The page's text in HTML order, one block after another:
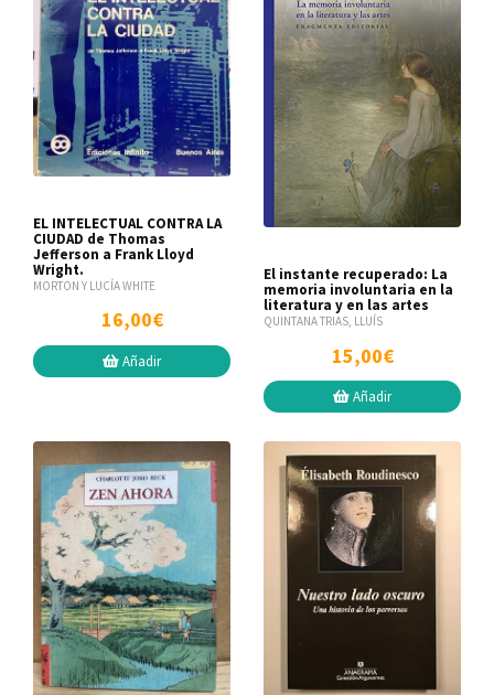
EL INTELECTUAL CONTRA LA
CIUDAD de Thomas
Jefferson a Frank Lloyd
Wright.
MORTON Y LUCÍA WHITE
16,00€
Añadir
El instante recuperado: La
memoria involuntaria en la
literatura y en las artes
QUINTANA TRIAS, LLUÍS
15,00€
Añadir